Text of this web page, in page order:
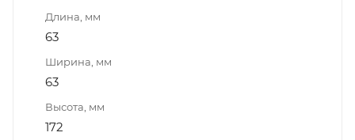
Длина, мм
63
Ширина, мм
63
Высота, мм
172